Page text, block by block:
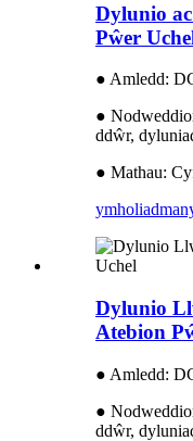
Dylunio
Pŵer
● Amledd:
●
ddŵr,
● Mathau:
ymholiad
Dylunio
Atebion
● Amledd:
●
ddŵr,